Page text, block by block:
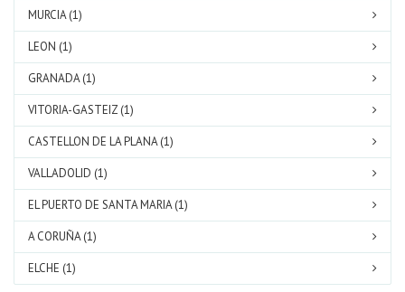
MURCIA (1)
LEON (1)
GRANADA (1)
VITORIA-GASTEIZ (1)
CASTELLON DE LA PLANA (1)
VALLADOLID (1)
EL PUERTO DE SANTA MARIA (1)
A CORUÑA (1)
ELCHE (1)